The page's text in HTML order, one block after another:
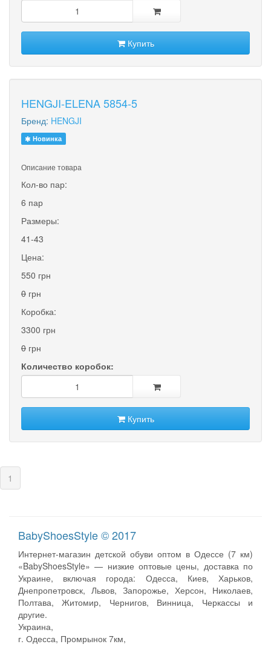
Купить
HENGJI-ELENA 5854-5
Бренд: HENGJI
Новинка
Описание товара
Кол-во пар:
6 пар
Размеры:
41-43
Цена:
550 грн
0 грн
Коробка:
3300 грн
0 грн
Количество коробок:
Купить
1
BabyShoesStyle © 2017
Интернет-магазин детской обуви оптом в Одессе (7 км)
«BabyShoesStyle» — низкие оптовые цены, доставка по
Украине, включая города: Одесса, Киев, Харьков,
Днепропетровск, Львов, Запорожье, Херсон, Николаев,
Полтава, Житомир, Чернигов, Винница, Черкассы и
другие.
Украина,
г. Одесса, Промрынок 7км,